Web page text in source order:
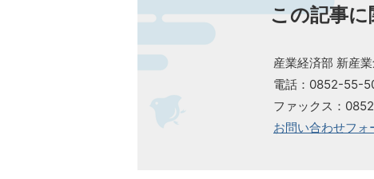
この記事
産業経済部 新産
電話：0852-55-
ファックス：
お問い合わせフォ